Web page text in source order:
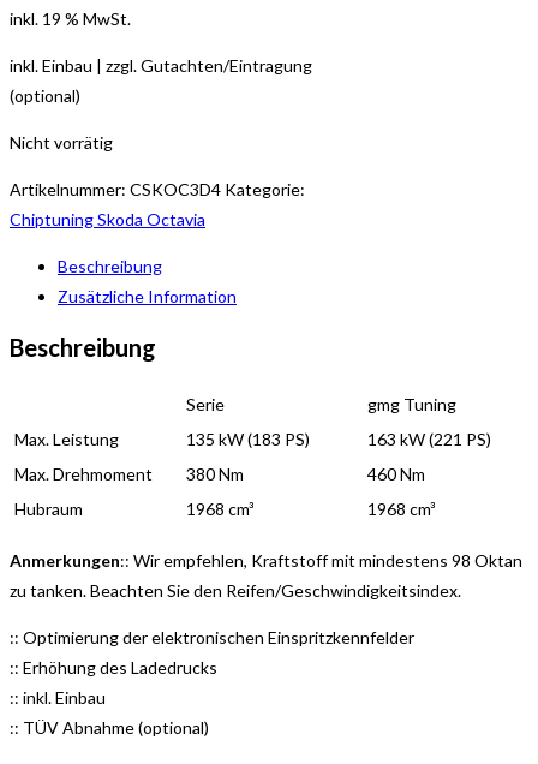
inkl. 19 % MwSt.
inkl. Einbau | zzgl. Gutachten/Eintragung
(optional)
Nicht vorrätig
Artikelnummer: CSKOC3D4 Kategorie:
Chiptuning Skoda Octavia
Beschreibung
Zusätzliche Information
Beschreibung
Serie
gmg Tuning
Max. Leistung
135 kW (183 PS)
163 kW (221 PS)
Max. Drehmoment
380 Nm
460 Nm
Hubraum
1968 cm³ 1968 cm³
Anmerkungen:: Wir empfehlen, Kraftstoff mit mindestens 98 Oktan
zu tanken. Beachten Sie den Reifen/Geschwindigkeitsindex.
:: Optimierung der elektronischen Einspritzkennfelder
:: Erhöhung des Ladedrucks
:: inkl. Einbau
:: TÜV Abnahme (optional)